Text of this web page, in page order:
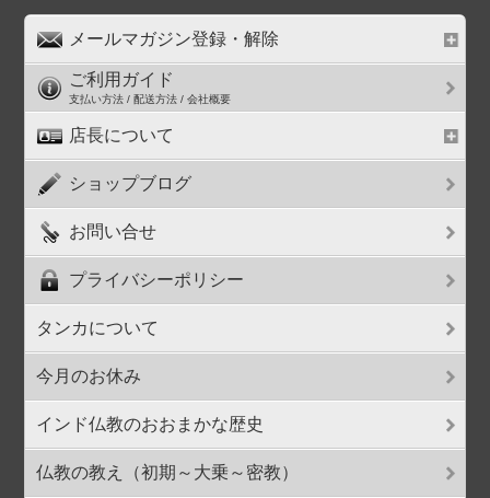
メールマガジン登録・解除
ご利用ガイド
支払い方法 / 配送方法 / 会社概要
店長について
ショップブログ
お問い合せ
プライバシーポリシー
タンカについて
今月のお休み
インド仏教のおおまかな歴史
仏教の教え（初期～大乗～密教）